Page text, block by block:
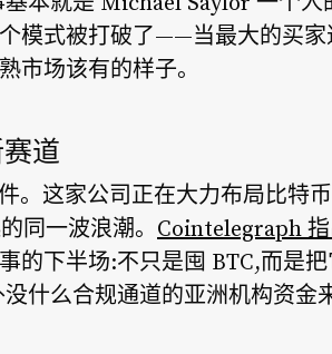
模式被打破了——当最大的买
市场该有的样子。
道
。这家公司正在大力布局比特
同一波浪潮。 Cointelegraph
的下半场:不只是囤 BTC,而是
什么合规通道的亚洲机构资金